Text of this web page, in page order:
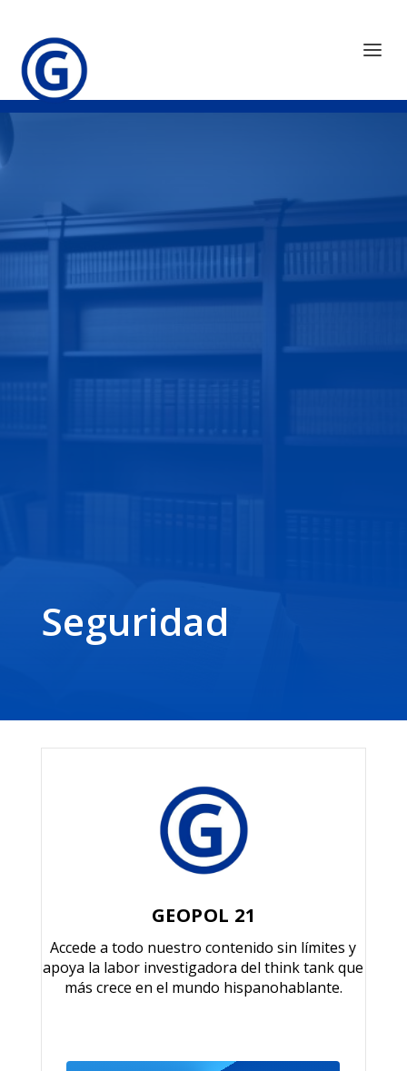
Seguridad
GEOPOL 21
Accede a todo nuestro contenido sin límites y
apoya la labor investigadora del think tank que
más crece en el mundo hispanohablante.